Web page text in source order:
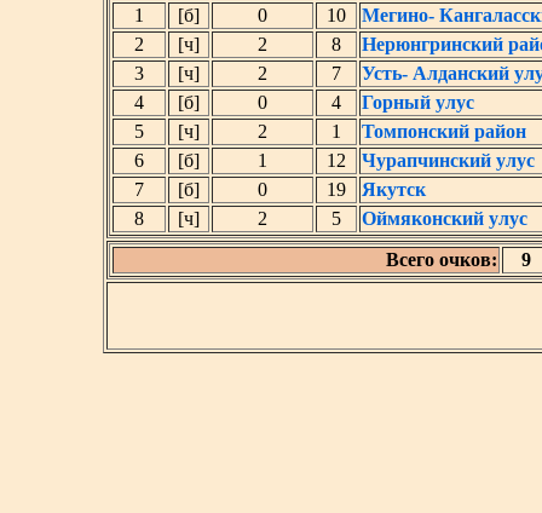
1
[б] 0 10
Мегино-
2
[ч] 2 8
Нерюнгринский
3
[ч] 2 7
Усть- Алданский
4
[б] 0 4
Горный улус
5
[ч] 2 1
Томпонский район
6
[б] 1 12
Чурапчинский улус
7
[б] 0 19
Якутск
8
[ч] 2 5
Оймяконский улус
Всего очков:
9